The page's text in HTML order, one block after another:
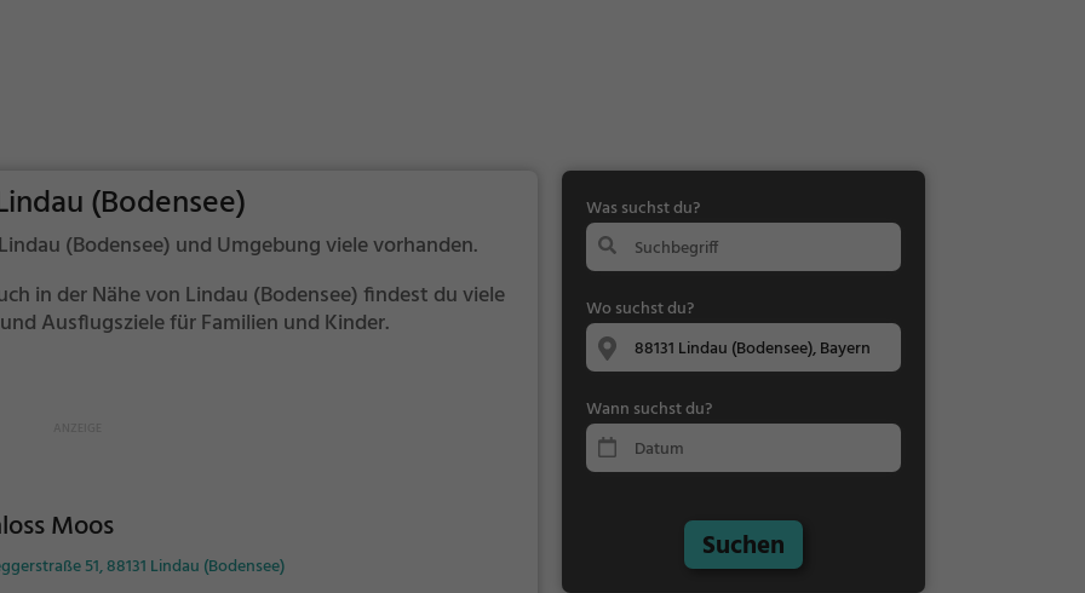
(Bodensee)
(Bodensee) und Umgebung viele vorhanden.
in der Nähe von Lindau (Bodensee) findest du viele
Ausflugsziele für Familien und Kinder.
Moos
51, 88131 Lindau (Bodensee)
Was suchst du?
Wo suchst du?
Wann suchst du?
Suchen